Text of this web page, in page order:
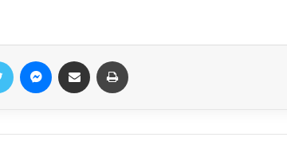
Twitter Messenger
Share via Email